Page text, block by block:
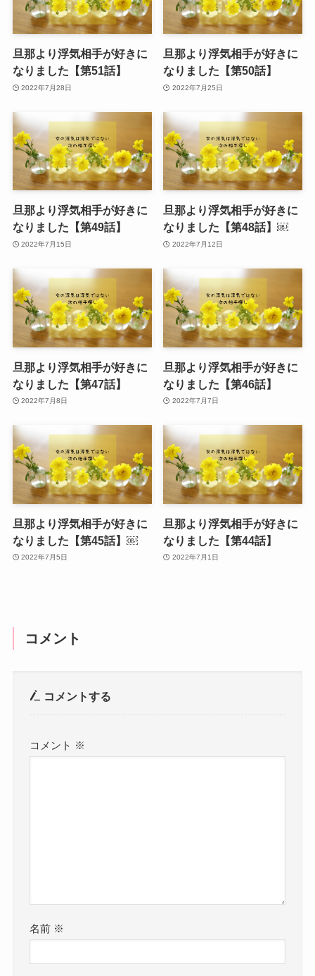
旦那より浮気相手が好きに
なりました【第51話】
2022年7月28日
旦那より浮気相手が好きに
なりました【第50話】
2022年7月25日
旦那より浮気相手が好きに
なりました【第49話】
2022年7月15日
旦那より浮気相手が好きに
なりました【第48話】￼
2022年7月12日
旦那より浮気相手が好きに
なりました【第47話】
2022年7月8日
旦那より浮気相手が好きに
なりました【第46話】
2022年7月7日
旦那より浮気相手が好きに
なりました【第45話】￼
2022年7月5日
旦那より浮気相手が好きに
なりました【第44話】
2022年7月1日
コメント
コメントする
コメント ※
名前 ※